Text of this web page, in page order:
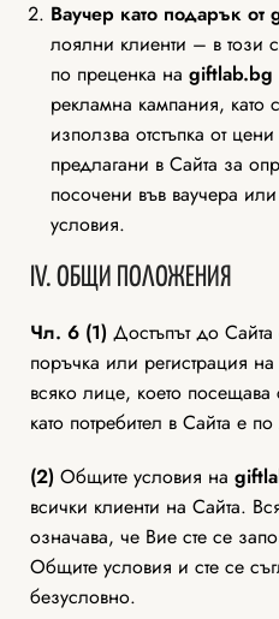
Ваучер като подарък от
лоялни клиенти – в този
по преценка на giftlab.bg
рекламна кампания, като
използва отстъпка от
предлагани в Сайта за
посочени във ваучера
условия.
IV. ОБЩИ ПОЛОЖЕНИЯ
Чл. 6 (1) Достъпът до
поръчка или регистрация
всяко лице, което посещава
като потребител в Сайта е
(2) Общите условия на
всички клиенти на Сайта.
означава, че Вие сте се
Общите условия и сте се
безусловно.